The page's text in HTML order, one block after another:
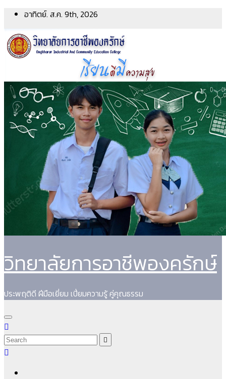
Skip
content
อาทิตย์. ส.ค. 9th, 2026
วิทยาลัยการอาชีพองครักษ์
ประพฤติดี ฝีมือเยี่ยม เปี่ยมความรู้ คู่คุณธรรม